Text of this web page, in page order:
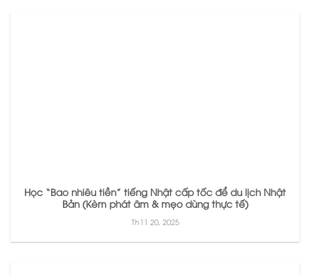
Học “Bao nhiêu tiền” tiếng Nhật cấp tốc để du lịch Nhật
Bản (Kèm phát âm & mẹo dùng thực tế)
Th11 20, 2025